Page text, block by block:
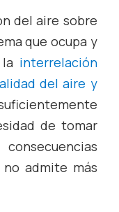
del aire sobre
que ocupa y
interrelación
del aire y
de tomar
admite más